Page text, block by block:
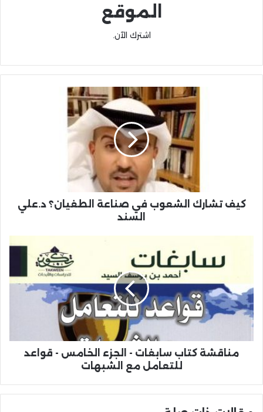
الموقع
اشترك الآن.
كيف تشارك الشعوب في صناعة الطغيان؟ د.علي
السند
مناقشة كتاب سابغات - الجزء الخامس - قواعد
للتعامل مع الشبهات